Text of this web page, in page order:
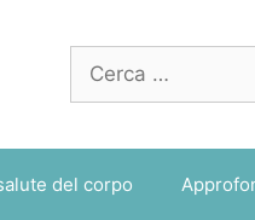
Ricerca
del corpo